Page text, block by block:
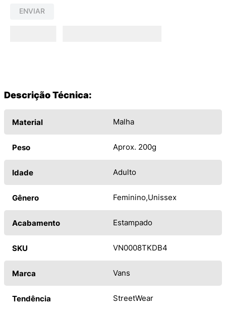
ENVIAR
Descrição Técnica:
Material Malha
Peso Aprox. 200g
Idade Adulto
Gênero Feminino Unissex
Acabamento Estampado
SKU VN0008TKDB4
Marca Vans
Tendência StreetWear